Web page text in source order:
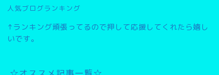
人気ブログランキング
↑ランキング頑張ってるので押して応援してくれたら嬉し
いです。